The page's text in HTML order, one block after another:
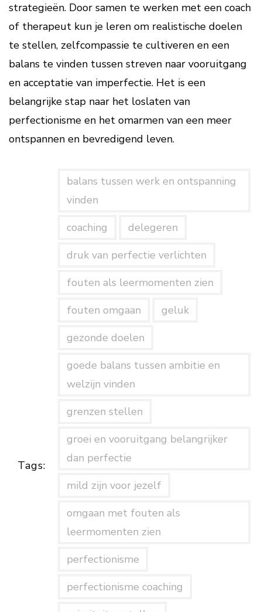
strategieën. Door samen te werken met een coach
of therapeut kun je leren om realistische doelen
te stellen, zelfcompassie te cultiveren en een
balans te vinden tussen streven naar vooruitgang
en acceptatie van imperfectie. Het is een
belangrijke stap naar het loslaten van
perfectionisme en het omarmen van een meer
ontspannen en bevredigend leven.
Tags:
balans tussen werk en ontspanning
vinden
coaching
delegeren
druk van perfectie verlichten
fouten als leermomenten zien
fouten omgaan
geluk
gezonde doelen
goede balans tussen ambitie en
welzijn vinden
grenzen stellen
groei en vooruitgang belangrijker
dan perfectie
mild zijn voor jezelf
omgaan met fouten als
leermomenten zien
perfectionisme
perfectionisme coaching